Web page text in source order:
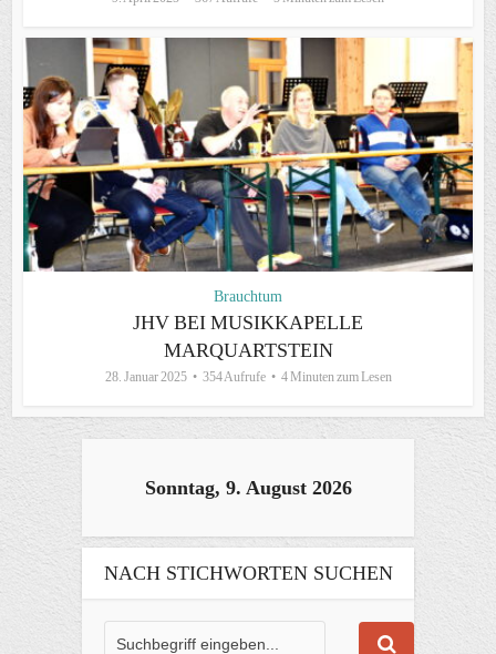
Brauchtum
JHV BEI MUSIKKAPELLE
MARQUARTSTEIN
28. Januar 2025 354 Aufrufe 4 Minuten zum Lesen
Sonntag, 9. August 2026
NACH STICHWORTEN SUCHEN